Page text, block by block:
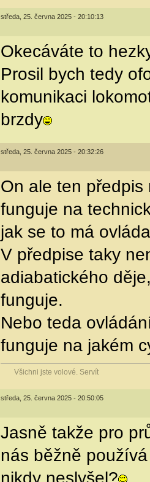
středa, 25. června 2025 - 20:10:13
Okecáváte to
Prosil bych tedy
komunikaci
brzdy
středa, 25. června 2025 - 20:32:26
On ale ten
funguje na
jak se to má
V předpise taky
adiabatického
funguje.
Nebo teda
funguje na jakém
Všichni jste volové. Servít
středa, 25. června 2025 - 20:50:05
Jasně takže pro
nás běžně
nikdy neslyšel?